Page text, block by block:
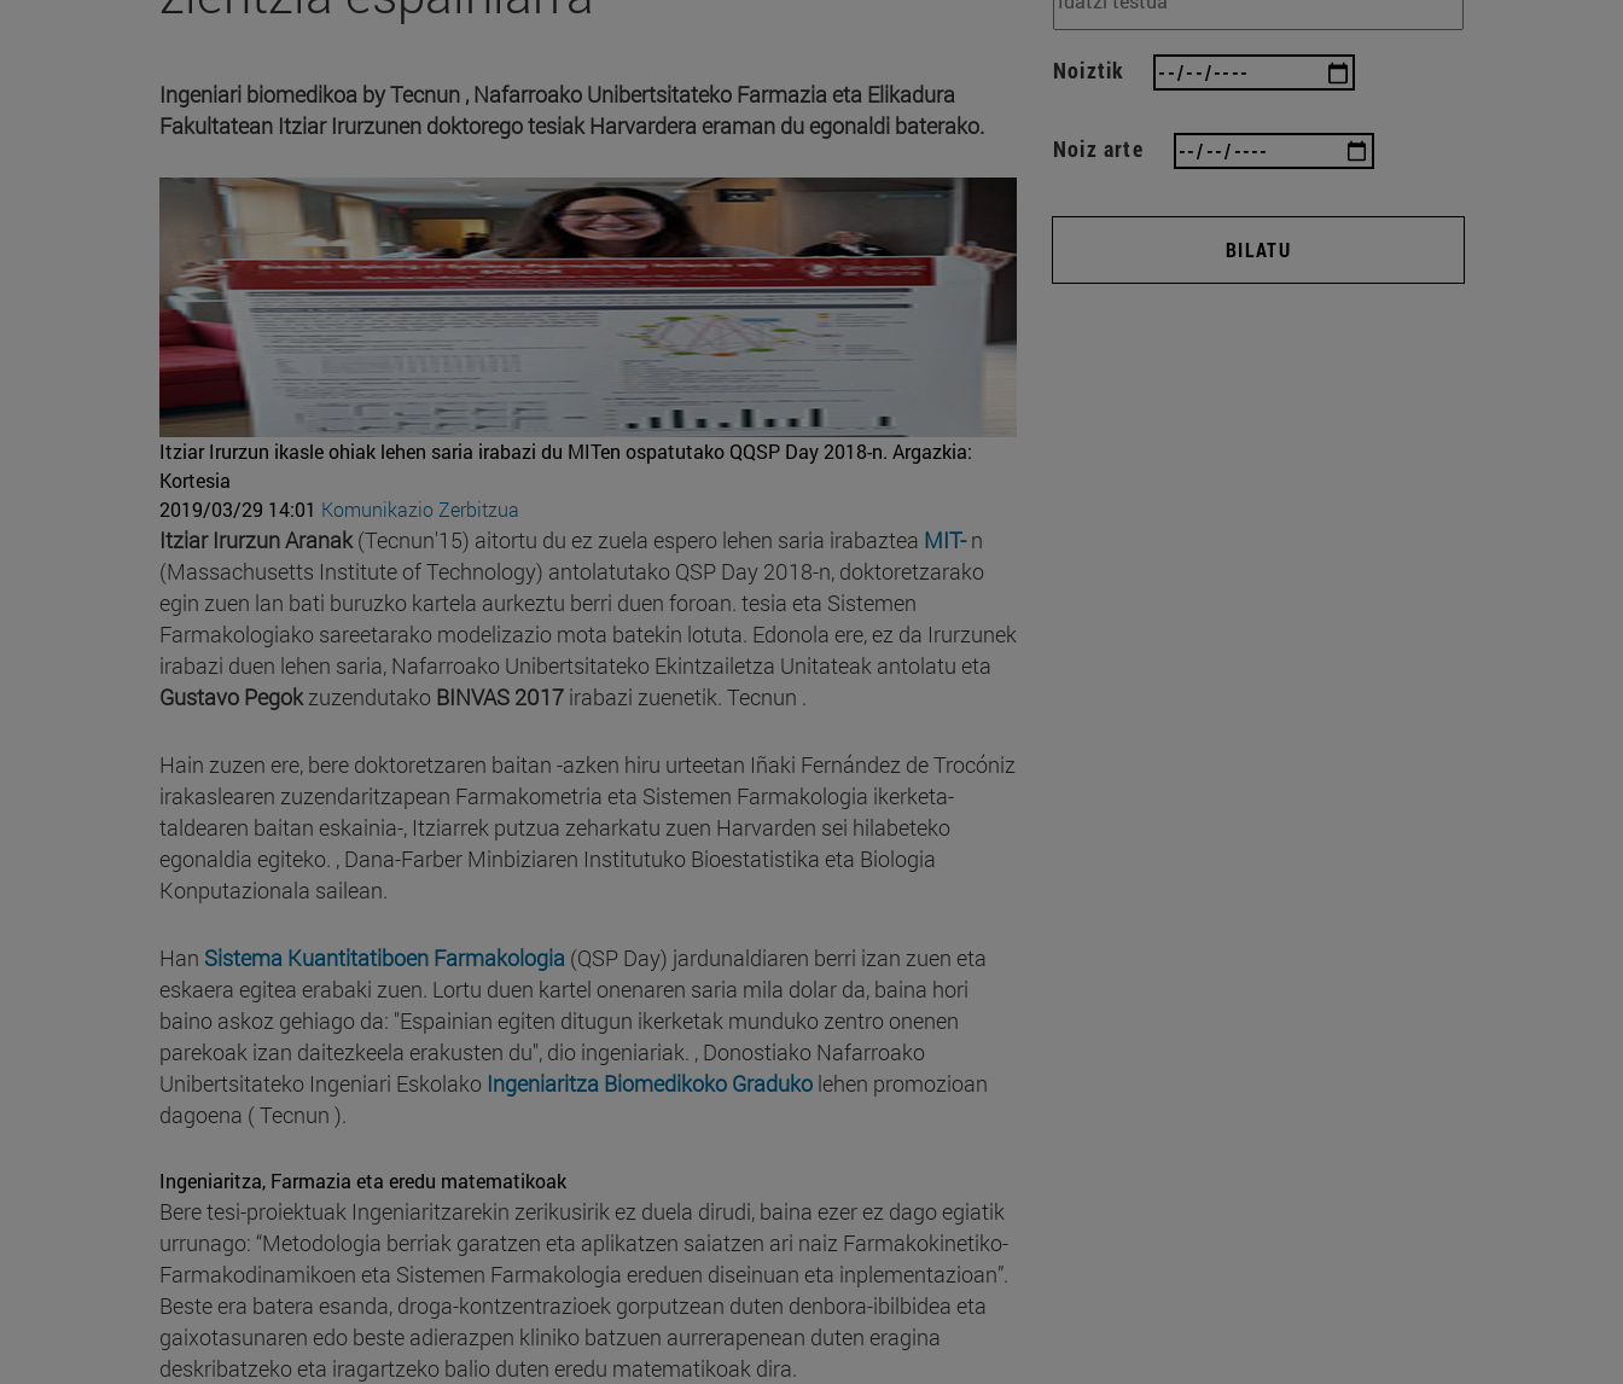
Ingeniari biomedikoa by Tecnun , Nafarroako Unibertsitateko Farmazia eta Elikadura
Fakultatean Itziar Irurzunen doktorego tesiak Harvardera eraman du egonaldi baterako.
Itziar Irurzun ikasle ohiak lehen saria irabazi du MITen ospatutako QQSP Day 2018-n. Argazkia:
Kortesia
2019/03/29 14:01 Komunikazio Zerbitzua
Itziar Irurzun Aranak (Tecnun'15) aitortu du ez zuela espero lehen saria irabaztea MIT-n
(Massachusetts Institute of Technology) antolatutako QSP Day 2018-n, doktoretzarako
egin zuen lan bati buruzko kartela aurkeztu berri duen foroan. tesia eta Sistemen
Farmakologiako sareetarako modelizazio mota batekin lotuta. Edonola ere, ez da Irurzunek
irabazi duen lehen saria, Nafarroako Unibertsitateko Ekintzailetza Unitateak antolatu eta
Gustavo Pegok zuzendutako BINVAS 2017 irabazi zuenetik. Tecnun .
Hain zuzen ere, bere doktoretzaren baitan -azken hiru urteetan Iñaki Fernández de Trocóniz
irakaslearen zuzendaritzapean Farmakometria eta Sistemen Farmakologia ikerketa-
taldearen baitan eskainia-, Itziarrek putzua zeharkatu zuen Harvarden sei hilabeteko
egonaldia egiteko. , Dana-Farber Minbiziaren Institutuko Bioestatistika eta Biologia
Konputazionala sailean.
Han Sistema Kuantitatiboen Farmakologia (QSP Day) jardunaldiaren berri izan zuen eta
eskaera egitea erabaki zuen. Lortu duen kartel onenaren saria mila dolar da, baina hori
baino askoz gehiago da: "Espainian egiten ditugun ikerketak munduko zentro onenen
parekoak izan daitezkeela erakusten du", dio ingeniariak. , Donostiako Nafarroako
Unibertsitateko Ingeniari Eskolako Ingeniaritza Biomedikoko Graduko lehen promozioan
dagoena ( Tecnun ).
Ingeniaritza, Farmazia eta eredu matematikoak
Bere tesi-proiektuak Ingeniaritzarekin zerikusirik ez duela dirudi, baina ezer ez dago egiatik
urrunago: “Metodologia berriak garatzen eta aplikatzen saiatzen ari naiz Farmakokinetiko-
Farmakodinamikoen eta Sistemen Farmakologia ereduen diseinuan eta inplementazioan”.
Beste era batera esanda, droga-kontzentrazioek gorputzean duten denbora-ibilbidea eta
gaixotasunaren edo beste adierazpen kliniko batzuen aurrerapenean duten eragina
deskribatzeko eta iragartzeko balio duten eredu matematikoak dira.
Noiztik
Noiz arte
BILATU